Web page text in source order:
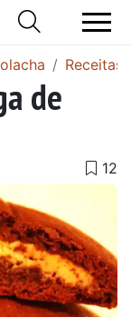
Receitas
de